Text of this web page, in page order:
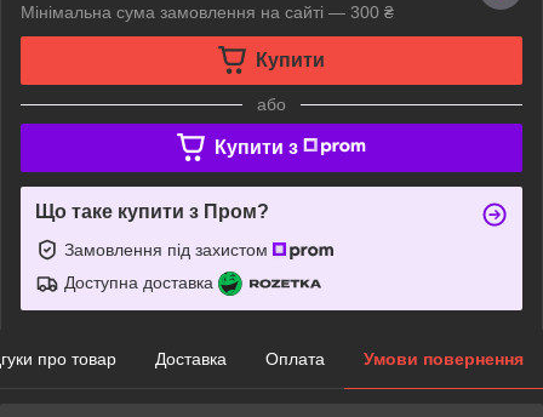
Мінімальна сума замовлення на сайті — 300 ₴
Купити
або
Купити з
Що таке купити з Пром?
Замовлення під захистом
Доступна доставка
про товар Доставка Оплата Умови повернення